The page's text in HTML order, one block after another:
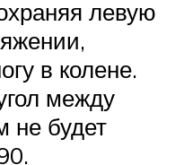
левую
в колене.
между
не будет